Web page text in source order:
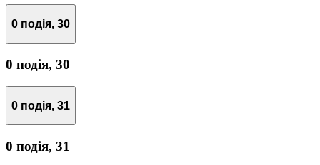
0 подія, 30
0 подія, 30
0 подія, 31
0 подія, 31